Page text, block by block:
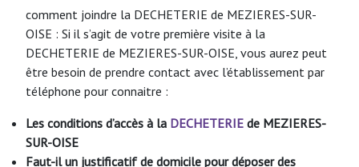
comment joindre la DECHETERIE de MEZIERES-SUR-
OISE : Si il s’agit de votre première visite à la
DECHETERIE de MEZIERES-SUR-OISE, vous aurez peut
être besoin de prendre contact avec l’établissement par
téléphone pour connaitre :
Les conditions d’accès à la DECHETERIE de MEZIERES-
SUR-OISE
Faut-il un justificatif de domicile pour déposer des